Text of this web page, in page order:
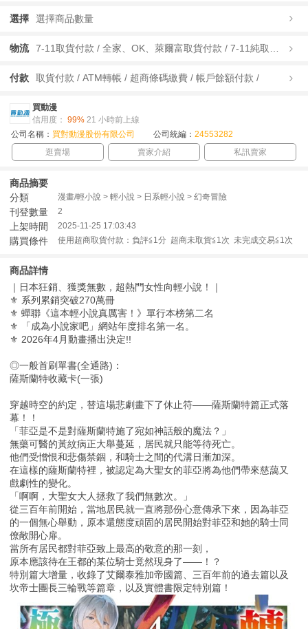
選擇 選擇商品數量
物流
付款 取貨付款 / ATM轉帳 / 超商條碼繳費 / 帳戶餘額付款 /
買動漫
信用度： 99% 21 小時前上線
公司名稱： 買對動漫股份有限公司 公司統編： 24553282
逛賣場
賣家介紹 私訊賣家
商品摘要
分類
漫畫/輕小說 > 輕小說 > 日系輕小說 > 幻奇冒險
刊登數量 2
上架時間 2025-11-25 17:03:43
購買條件 使用超商取貨付款：負評≦1分 超商未取貨≦1次 未完成交易≦1次
商品詳情
｜日本狂銷、獲獎無數，超熱門女性向輕小說！｜
⚜ 系列累銷突破270萬冊
⚜ 蟬聯《這本輕小說真厲害！》單行本榜第二名
⚜ 「成為小說家吧」網站年度排名第一名。
⚜ 2026年4月動畫播出決定!!
◎一般首刷單書(全通路)：
薩斯蘭特收藏卡(一張)
穿越時空的約定，替這場悲劇畫下了休止符——薩斯蘭特篇正式落
幕！！
「菲亞是不是對薩斯蘭特施了宛如神話般的魔法？」
無藥可醫的黃紋病正大舉蔓延，居民就只能等待死亡。
他們受憎恨和悲傷禁錮，和騎士之間的代溝日漸加深。
在這樣的薩斯蘭特裡，被認定為大聖女的菲亞將為他們帶來慈藹又
戲劇性的變化。
「啊啊，大聖女大人拯救了我們無數次。」
從三百年前開始，當地居民就一直將那份心意傳承下來，因為菲亞
的一個無心舉動，原本還態度頑固的居民開始對菲亞和她的騎士同
僚敞開心扉。
當所有居民都對菲亞致上最高的敬意的那一刻，
原本應該待在王都的某位騎士竟然現身了——！？
特別篇大增量，收錄了艾爾泰雅加帝國篇、三百年前的過去篇以及
坎帝士團長三輪戰等篇章，以及實體書限定特別篇！